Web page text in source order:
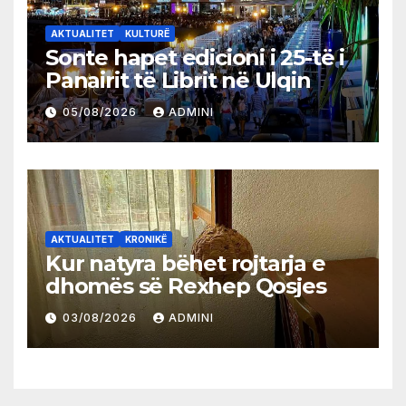
AKTUALITET KULTURË
Sonte hapet edicioni i 25-të i
Panairit të Librit në Ulqin
05/08/2026 ADMINI
AKTUALITET KRONIKË
Kur natyra bëhet rojtarja e
dhomës së Rexhep Qosjes
03/08/2026 ADMINI